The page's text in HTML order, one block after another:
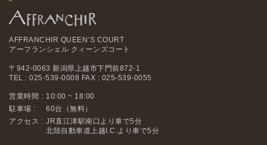
AFFRANCHIR QUEEN’S COURT
アーフランシェル クィーンズコート
〒942-0063 新潟県上越市下門前872-1
TEL : 025-539-0008 FAX : 025-539-0055
営業時間 : 10:00 ~ 18:00
駐車場 :
60台（無料）
アクセス : JR直江津駅南口より車で5分
北陸自動車道上越I.C.より車で5分